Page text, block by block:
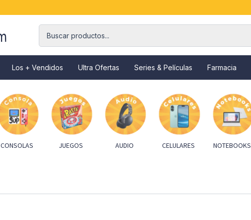
Los + Vendidos Ultra Ofertas Series & Películas Farmacia
CONSOLAS JUEGOS AUDIO CELULARES NOTEBOOKS